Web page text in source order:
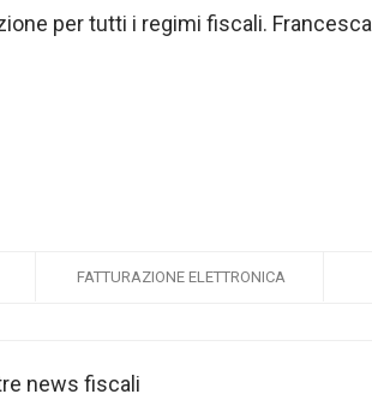
per tutti i regimi fiscali. Francesca
FATTURAZIONE ELETTRONICA
news fiscali